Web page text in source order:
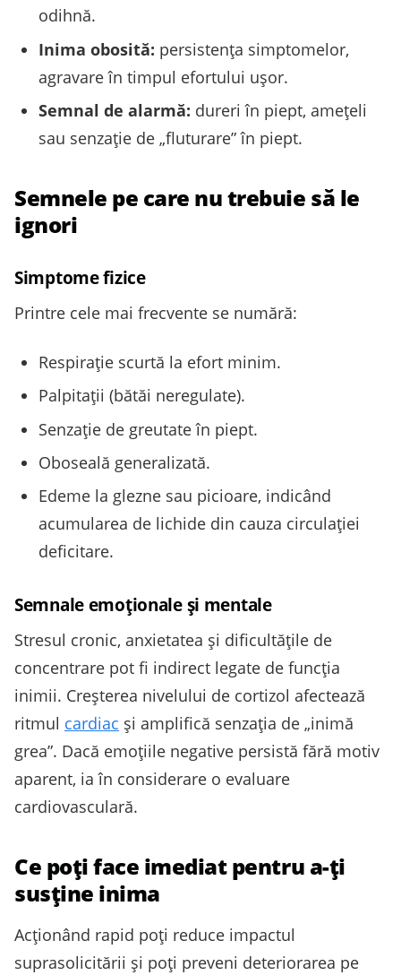
odihnă.
Inima obosită: persistenţa simptomelor,
agravare în timpul efortului uşor.
Semnal de alarmă: dureri în piept, ameţeli
sau senzaţie de „fluturare” în piept.
Semnele pe care nu trebuie să le
ignori
Simptome fizice
Printre cele mai frecvente se numără:
Respirație scurtă la efort minim.
Palpitaţii (bătăi neregulate).
Senzaţie de greutate în piept.
Oboseală generalizată.
Edeme la glezne sau picioare, indicând
acumularea de lichide din cauza circulaţiei
deficitare.
Semnale emoționale și mentale
Stresul cronic, anxietatea și dificultățile de
concentrare pot fi indirect legate de funcția
inimii. Creşterea nivelului de cortizol afectează
ritmul cardiac şi amplifică senzaţia de „inimă
grea”. Dacă emoţiile negative persistă fără motiv
aparent, ia în considerare o evaluare
cardiovasculară.
Ce poţi face imediat pentru a-ţi
susține inima
Acţionând rapid poţi reduce impactul
suprasolicitării şi poţi preveni deteriorarea pe